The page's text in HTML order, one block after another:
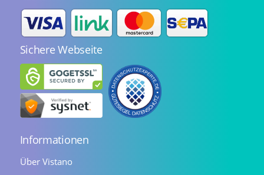
Sichere Webseite
Informationen
Über Vistano